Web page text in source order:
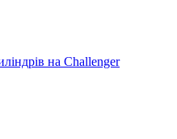
на Challenger